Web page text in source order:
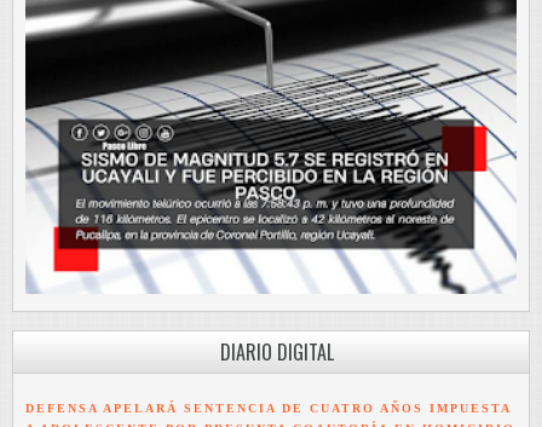
DIARIO DIGITAL
DEFENSA APELARÁ SENTENCIA DE CUATRO AÑOS IMPUESTA